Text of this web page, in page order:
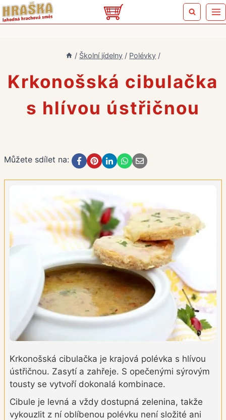
Přeskočit
na
/ Školní jídelny / Polévky /
Krkonošská cibulačka
s hlívou ústřičnou
Můžete sdílet na:
Krkonošská cibulačka je krajová polévka s hlívou
ústřičnou. Zasytí a zahřeje. S opečenými sýrovým
tousty se vytvoří dokonalá kombinace.
Cibule je levná a vždy dostupná zelenina, takže
vykouzlit z ní oblíbenou polévku není složité ani